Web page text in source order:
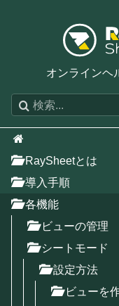
オンラインヘ
RaySheetとは
導入手順
各機能
ビューの管理
シートモード
設定方法
ビューを